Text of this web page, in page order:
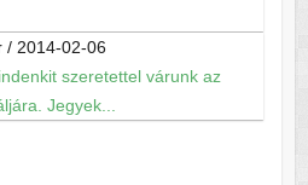
/ 2014-02-06
szeretettel várunk az
Jegyek...